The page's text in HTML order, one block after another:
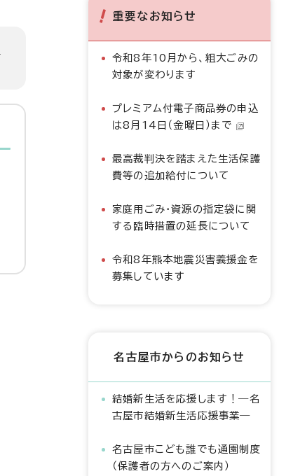
重要なお知らせ
令和8年10月から、粗大ごみの
対象が変わります
プレミアム付電子商品券の申込
は8月14日（金曜日）まで
最高裁判決を踏まえた生活保護
費等の追加給付について
家庭用ごみ・資源の指定袋に関
する臨時措置の延長について
令和8年熊本地震災害義援金を
募集しています
名古屋市からのお知らせ
結婚新生活を応援します！―名
古屋市結婚新生活応援事業―
名古屋市こども誰でも通園制度
（保護者の方へのご案内）